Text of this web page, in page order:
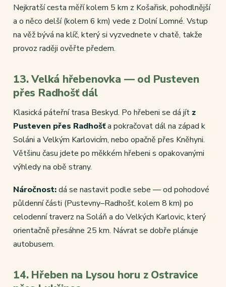
Nejkratší cesta měří kolem 5 km z Košařisk, pohodlnější
a o něco delší (kolem 6 km) vede z Dolní Lomné. Vstup
na věž bývá na klíč, který si vyzvednete v chatě, takže
provoz raději ověřte předem.
13. Velká hřebenovka — od Pusteven
přes Radhošť dál
Klasická páteřní trasa Beskyd. Po hřebeni se dá jít z
Pusteven přes Radhošťa pokračovat dál na západ k
Soláni a Velkým Karlovicím, nebo opačně přes Kněhyni.
Většinu času jdete po měkkém hřebeni s opakovanými
výhledy na obě strany.
Náročnost:dá se nastavit podle sebe — od pohodové
půldenní části (Pustevny–Radhošť, kolem 8 km) po
celodenní traverz na Soláň a do Velkých Karlovic, který
orientačně přesáhne 25 km. Návrat se dobře plánuje
autobusem.
14. Hřeben na Lysou horu z Ostravice